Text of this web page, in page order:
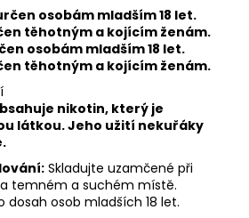
osobám mladším 18 let.
těhotným a kojícím ženám.
nikotin, který je
látkou. Jeho užití nekuřáky
Skladujte uzamčené při
temném a suchém místě.
osob mladších 18 let.